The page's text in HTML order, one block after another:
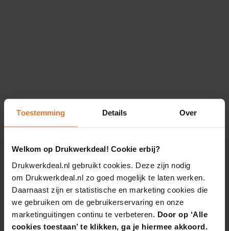
Toestemming Details Over
Welkom op Drukwerkdeal! Cookie erbij?
Drukwerkdeal.nl gebruikt cookies. Deze zijn nodig
om Drukwerkdeal.nl zo goed mogelijk te laten werken.
Daarnaast zijn er statistische en marketing cookies die
we gebruiken om de gebruikerservaring en onze
marketinguitingen continu te verbeteren. Door op ‘Alle
cookies toestaan’ te klikken, ga je hiermee akkoord.